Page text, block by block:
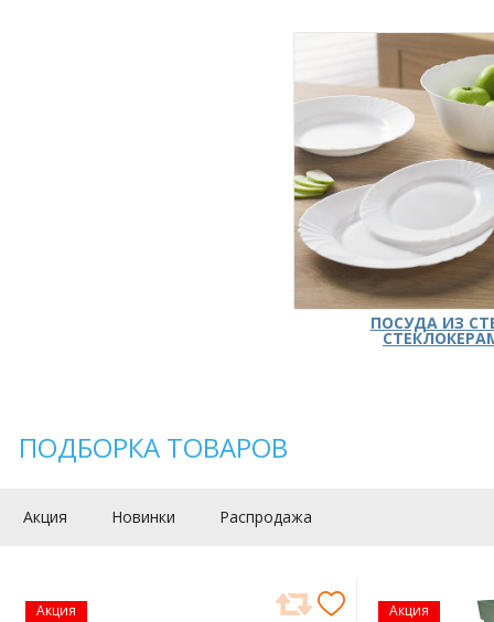
ПОСУДА ИЗ
ПОДБОРКА ТОВАРОВ
Акция Новинки Распродажа
Акция Акция